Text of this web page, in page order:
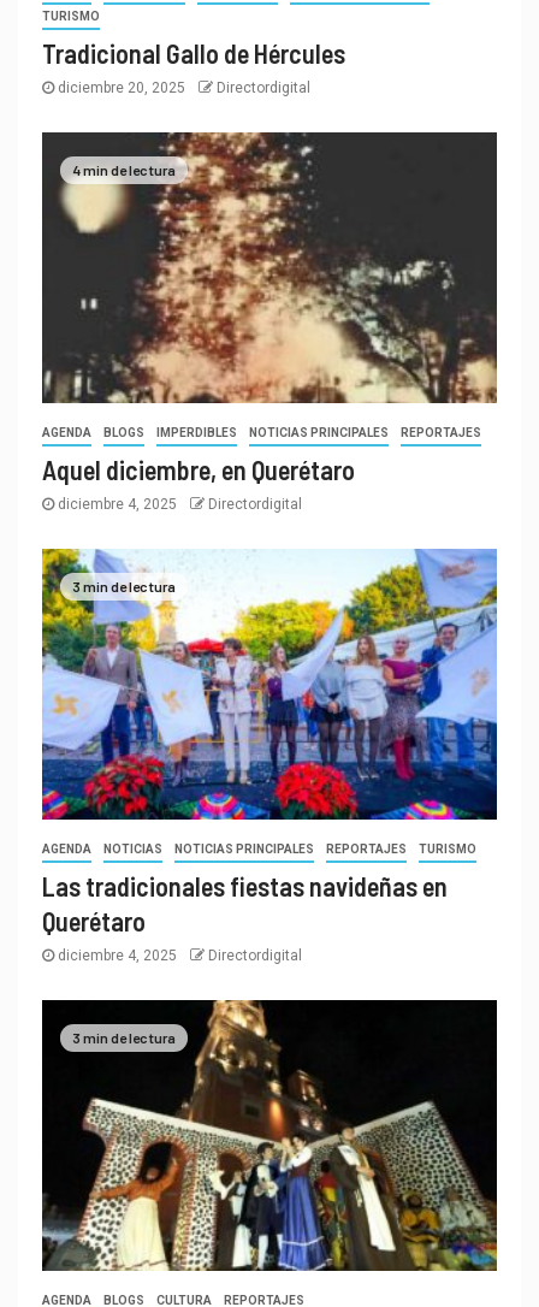
TURISMO
Tradicional Gallo de Hércules
diciembre 20, 2025 Directordigital
4 min de lectura
AGENDA BLOGS IMPERDIBLES NOTICIAS PRINCIPALES REPORTAJES
Aquel diciembre, en Querétaro
diciembre 4, 2025 Directordigital
3 min de lectura
AGENDA NOTICIAS NOTICIAS PRINCIPALES REPORTAJES TURISMO
Las tradicionales fiestas navideñas en
Querétaro
diciembre 4, 2025 Directordigital
3 min de lectura
AGENDA BLOGS CULTURA REPORTAJES